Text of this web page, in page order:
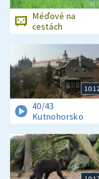
Méďové na
cestách
40/43
Kutnohorsko